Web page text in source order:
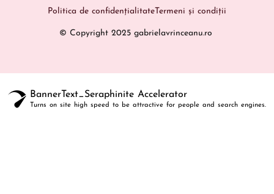
Politica de confidențialitateTermeni și condiții
© Copyright 2025 gabrielavrinceanu.ro
BannerText_Seraphinite Accelerator
Turns on site high speed to be attractive for people and search engines.